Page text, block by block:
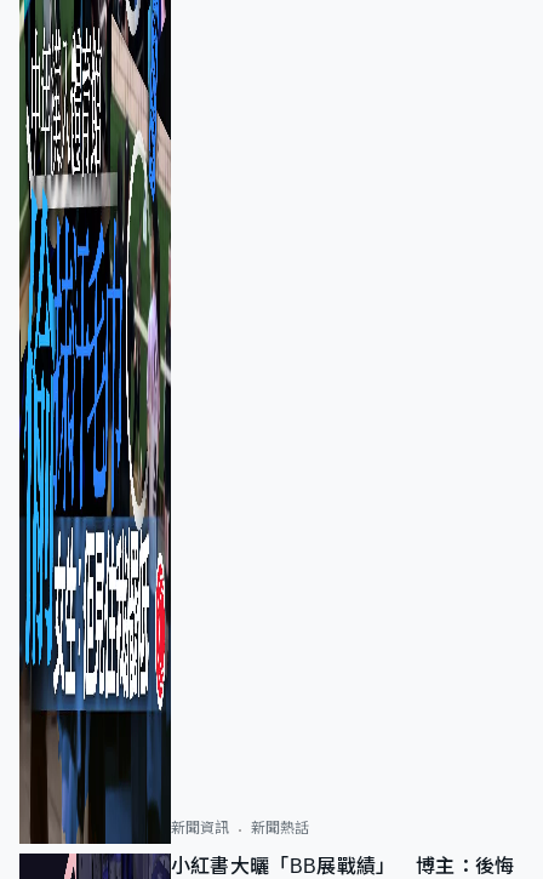
新聞資訊 新聞熱話
小紅書大曬「BB展戰績」 博主：後悔